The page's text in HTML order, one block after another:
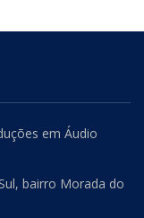
em Áudio
bairro Morada do